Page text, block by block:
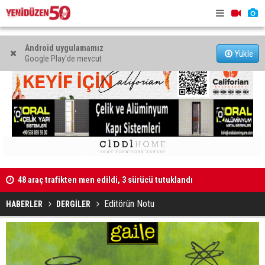
Android uygulamamız
Google Play'de mevcut
Yükle
Kaldırıma düşen scooter sürücüsü yaralandı
HABERLER DERGİLER Editörün Notu